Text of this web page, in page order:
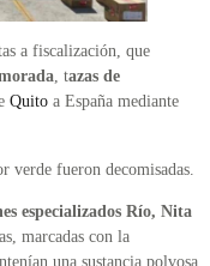
a fiscalización, que
, tazas de
Quito a España mediante
verde fueron decomisadas.
especializados Río, Nita
marcadas con la
una sustancia polvosa